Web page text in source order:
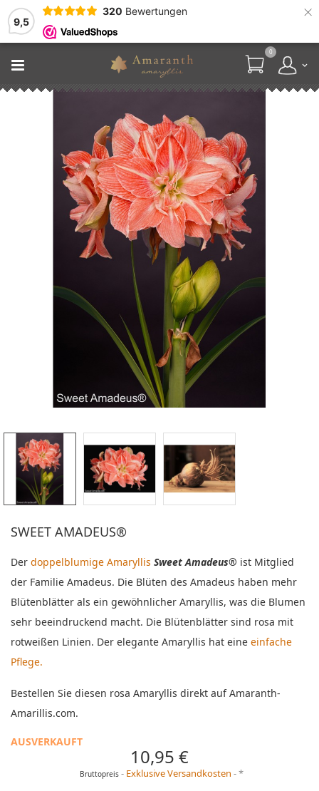
9,5
320 Bewertungen ×
0
SWEET AMADEUS®
Der doppelblumige Amaryllis Sweet Amadeus® ist Mitglied
der Familie Amadeus. Die Blüten des Amadeus haben mehr
Blütenblätter als ein gewöhnlicher Amaryllis, was die Blumen
sehr beeindruckend macht. Die Blütenblätter sind rosa mit
rotweißen Linien. Der elegante Amaryllis hat eine einfache
Pflege.
Bestellen Sie diesen rosa Amaryllis direkt auf Amaranth-
Amarillis.com.
AUSVERKAUFT
10,95 €
Bruttopreis Exklusive Versandkosten *